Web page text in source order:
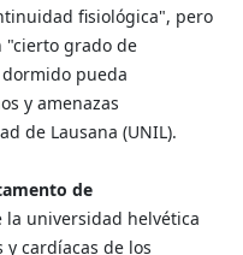
fisiológica", pero
"cierto grado de
pueda
y amenazas
de Lausana (UNIL).
de
universidad helvética
cardíacas de los